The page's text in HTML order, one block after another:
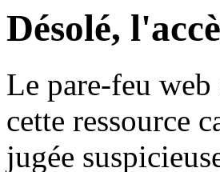
Désolé,
Le pare-feu
cette ressource
jugée